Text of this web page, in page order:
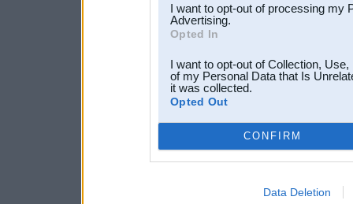
I want to opt-out of processing my
Advertising.
Opted In
I want to opt-out of Collection,
of my Personal Data that Is
it was collected.
Opted Out
CONFIRM
Data Deletion